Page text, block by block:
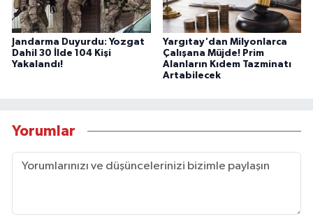
Jandarma Duyurdu: Yozgat
Dahil 30 İlde 104 Kişi
Yakalandı!
Yargıtay'dan Milyonlarca
Çalışana Müjde! Prim
Alanların Kıdem Tazminatı
Artabilecek
Yorumlar